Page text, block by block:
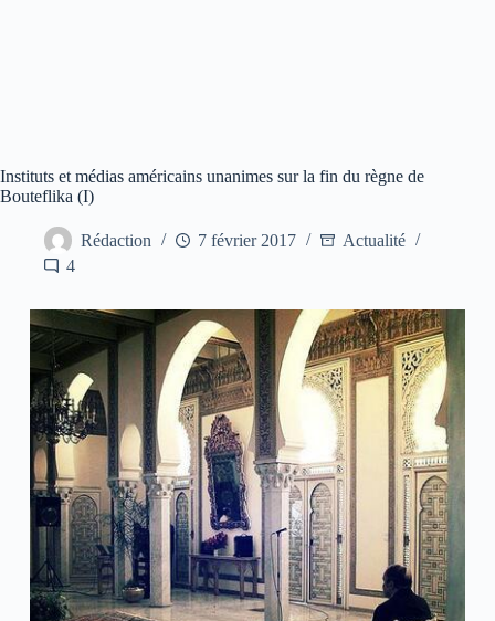
Instituts et médias américains unanimes sur la fin du règne de
Bouteflika (I)
Rédaction 7 février 2017
Actualité
4